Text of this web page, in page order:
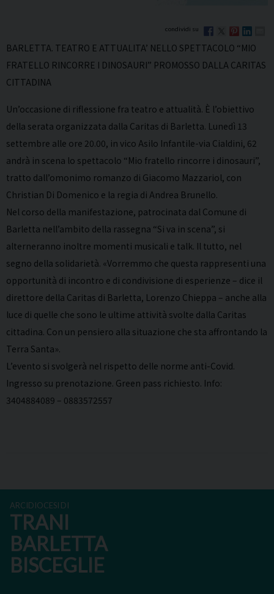
BARLETTA. TEATRO E ATTUALITA’ NELLO SPETTACOLO “MIO
FRATELLO RINCORRE I DINOSAURI” PROMOSSO DALLA CARITAS
CITTADINA
Un’occasione di riflessione fra teatro e attualità. È l’obiettivo
della serata organizzata dalla Caritas di Barletta. Lunedì 13
settembre alle ore 20.00, in vico Asilo Infantile-via Cialdini, 62
andrà in scena lo spettacolo “Mio fratello rincorre i dinosauri”,
tratto dall’omonimo romanzo di Giacomo Mazzariol, con
Christian Di Domenico e la regia di Andrea Brunello.
Nel corso della manifestazione, patrocinata dal Comune di
Barletta nell’ambito della rassegna “Si va in scena”, si
alterneranno inoltre momenti musicali e talk. Il tutto, nel
segno della solidarietà. «Vorremmo che questa rappresenti una
opportunità di incontro e di condivisione di esperienze – dice il
direttore della Caritas di Barletta, Lorenzo Chieppa – anche alla
luce di quelle che sono le ultime attività svolte dalla Caritas
cittadina. Con un pensiero alla situazione che sta affrontando la
Terra Santa».
L’evento si svolgerà nel rispetto delle norme anti-Covid.
Ingresso su prenotazione. Green pass richiesto. Info:
3404884089 – 0883572557
ARCIDIOCESI DI
TRANI
BARLETTA
BISCEGLIE